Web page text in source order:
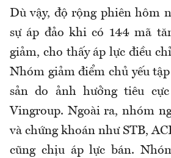
Dù vậy, độ rộng phiên hôm
sự áp đảo khi có 144 mã
giảm, cho thấy áp lực điều
Nhóm giảm điểm chủ yếu
sản do ảnh hưởng tiêu
Vingroup. Ngoài ra, nhóm
và chứng khoán như STB,
cũng chịu áp lực bán.